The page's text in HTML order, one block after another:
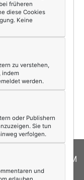
eine
vermischt und
Schokostreusel!
gegessen und
Da
:-) Und gerade
Rezept!
IMPRESSUM
früheren
diese Cookies
Keine
zu verstehen,
indem
werden.
oder Publishern
Sie tun
verfolgen.
und